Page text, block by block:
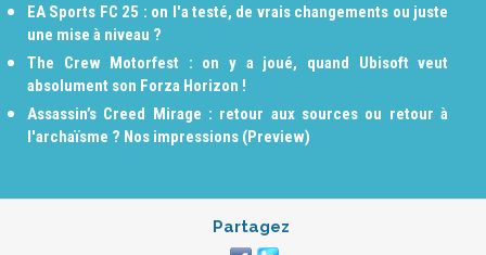
EA Sports FC 25 : on l'a testé, de vrais changements ou juste
une mise à niveau ?
The Crew Motorfest : on y a joué, quand Ubisoft veut
absolument son Forza Horizon !
Assassin’s Creed Mirage : retour aux sources ou retour à
l'archaïsme ? Nos impressions (Preview)
Partagez